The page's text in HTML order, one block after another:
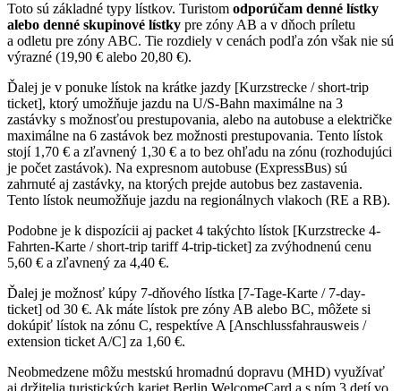
Toto sú základné typy lístkov. Turistom odporúčam denné lístky
alebo denné skupinové lístky pre zóny AB a v dňoch príletu
a odletu pre zóny ABC. Tie rozdiely v cenách podľa zón však nie sú
výrazné (19,90 € alebo 20,80 €).
Ďalej je v ponuke lístok na krátke jazdy [Kurzstrecke / short-trip
ticket], ktorý umožňuje jazdu na U/S-Bahn maximálne na 3
zastávky s možnosťou prestupovania, alebo na autobuse a električke
maximálne na 6 zastávok bez možnosti prestupovania. Tento lístok
stojí 1,70 € a zľavnený 1,30 € a to bez ohľadu na zónu (rozhodujúci
je počet zastávok). Na expresnom autobuse (ExpressBus) sú
zahrnuté aj zastávky, na ktorých prejde autobus bez zastavenia.
Tento lístok neumožňuje jazdu na regionálnych vlakoch (RE a RB).
Podobne je k dispozícii aj packet 4 takýchto lístok [Kurzstrecke 4-
Fahrten-Karte / short-trip tariff 4-trip-ticket] za zvýhodnenú cenu
5,60 € a zľavnený za 4,40 €.
Ďalej je možnosť kúpy 7-dňového lístka [7-Tage-Karte / 7-day-
ticket] od 30 €. Ak máte lístok pre zóny AB alebo BC, môžete si
dokúpiť lístok na zónu C, respektíve A [Anschlussfahrausweis /
extension ticket A/C] za 1,60 €.
Neobmedzene môžu mestskú hromadnú dopravu (MHD) využívať